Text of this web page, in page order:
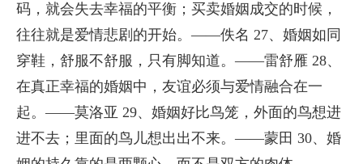
码，就会失去幸福的平衡；买卖婚姻成交的时候，
往往就是爱情悲剧的开始。——佚名 27、婚姻如同
穿鞋，舒服不舒服，只有脚知道。——雷舒雁 28、
在真正幸福的婚姻中，友谊必须与爱情融合在一
起。——莫洛亚 29、婚姻好比鸟笼，外面的鸟想进
进不去；里面的鸟儿想出出不来。——蒙田 30、婚